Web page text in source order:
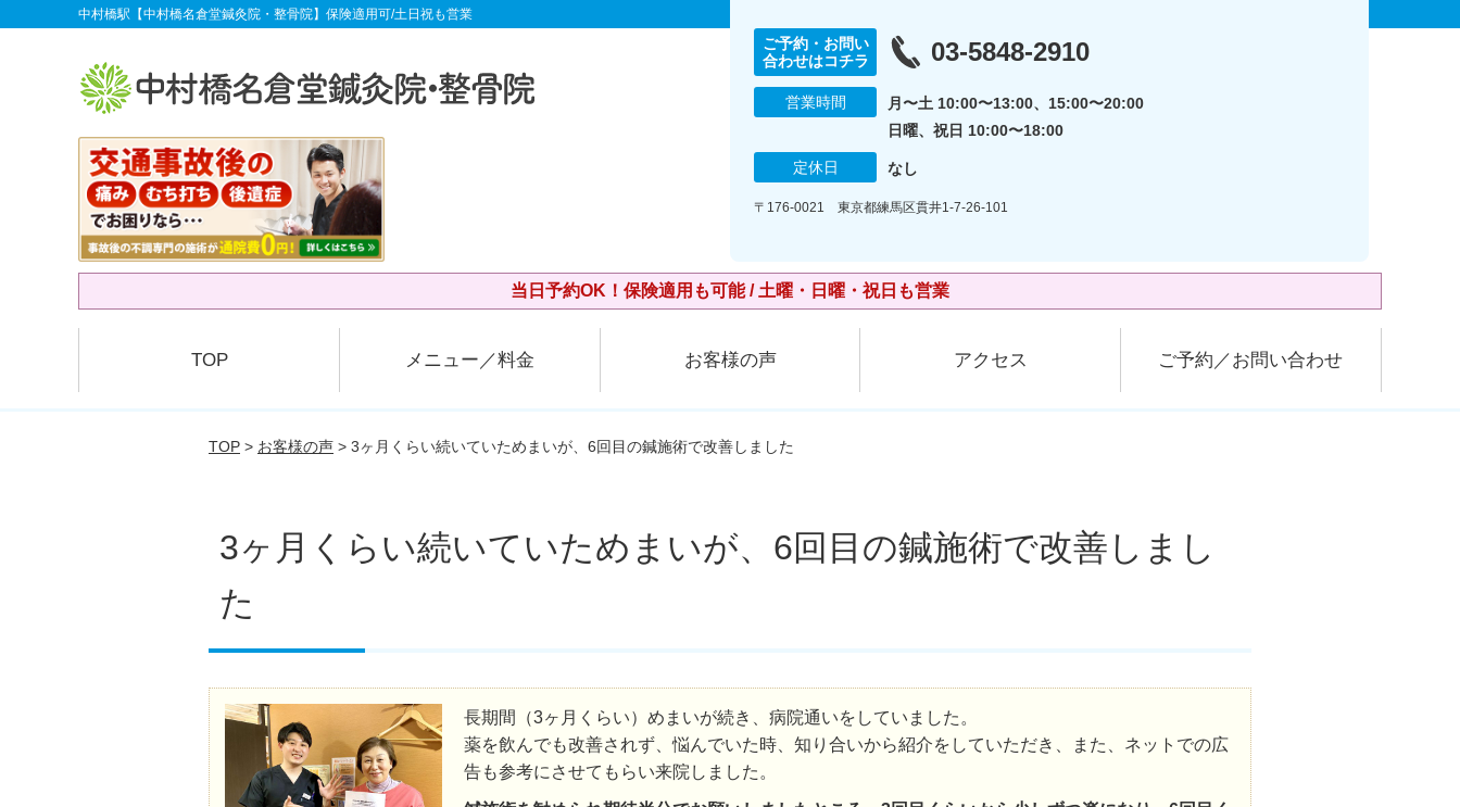
中村橋駅【中村橋名倉堂鍼灸院・整骨院】保険適用可/土日祝も営業
ご予約・お問い
合わせはコチラ
03-5848-2910
営業時間
月〜土 10:00〜13:00、15:00〜20:00
日曜、祝日 10:00〜18:00
定休日 なし
〒176-0021 東京都練馬区貫井1-7-26-101
当日予約OK！保険適用も可能 / 土曜・日曜・祝日も営業
TOP メニュー／料金 お客様の声 アクセス ご予約／お問い合わせ
TOP > お客様の声 > 3ヶ月くらい続いていためまいが、6回目の鍼施術で改善しました
3ヶ月くらい続いていためまいが、6回目の鍼施術で改善しまし
た
長期間（3ヶ月くらい）めまいが続き、病院通いをしていました。
薬を飲んでも改善されず、悩んでいた時、知り合いから紹介をしていただき、また、ネットでの広
告も参考にさせてもらい来院しました。